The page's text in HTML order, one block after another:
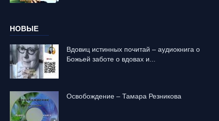
НОВЫЕ
Вдовиц истинных почитай – аудиокнига о
Божьей заботе о вдовах и...
Освобождение – Тамара Резникова